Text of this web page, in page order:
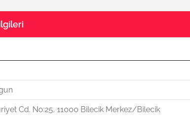
Cd. No:25, 11000 Bilecik Merkez/Bilecik